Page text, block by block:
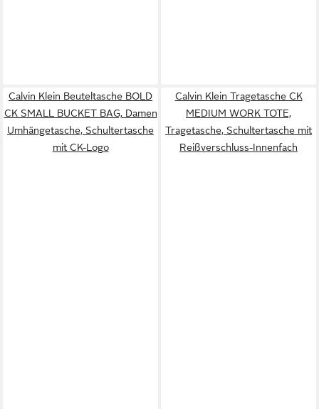
Calvin Klein Beuteltasche BOLD
CK SMALL BUCKET BAG, Damen
Umhängetasche, Schultertasche
mit CK-Logo
Calvin Klein Tragetasche CK
MEDIUM WORK TOTE,
Tragetasche, Schultertasche mit
Reißverschluss-Innenfach